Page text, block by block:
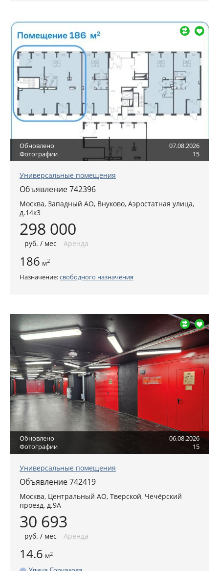
Обновлено
07.08.2026
Фотографии
15
Универсальные помещения
Объявление 742396
Москва, Западный АО, Внуково, Аэростатная улица,
д.14к3
298 000
руб. / мес Аренда
186 м2
Назначение:свободного назначения
Обновлено
06.08.2026
Фотографии
15
Универсальные помещения
Объявление 742419
Москва, Центральный АО, Тверской, Чечёрский
проезд, д.9А
30 693
руб. / мес Аренда
14.6 м2